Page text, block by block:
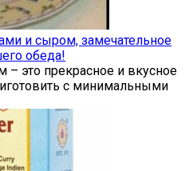
и сыром, замечательное
обеда!
это прекрасное и вкусное
с минимальными